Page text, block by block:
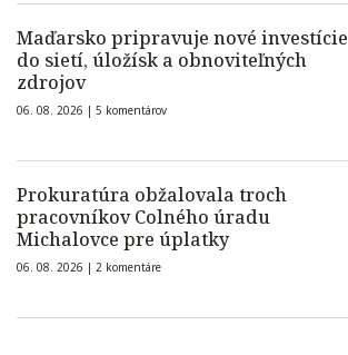
Maďarsko pripravuje nové investície
do sietí, úložísk a obnoviteľných
zdrojov
06. 08. 2026 | 5 komentárov
Prokuratúra obžalovala troch
pracovníkov Colného úradu
Michalovce pre úplatky
06. 08. 2026 | 2 komentáre